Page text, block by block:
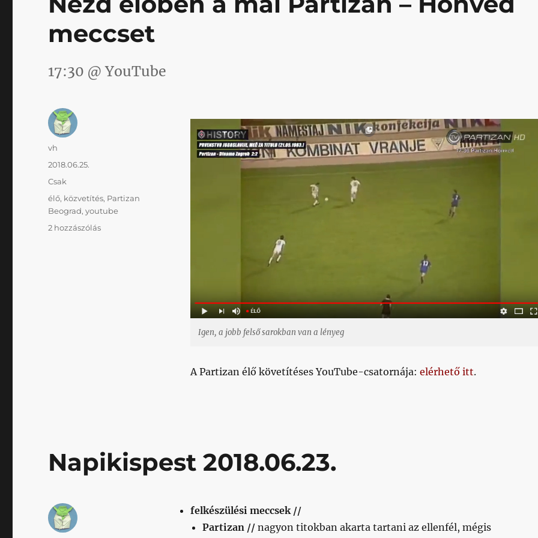
meccset
17:30 @ YouTube
Igen, a jobb felső sarokban van a lényeg
A Partizan élő követítéses YouTube-csatornája: elérhető itt.
Szerző
vh
Közzétéve
2018.06.25.
Kategória
Csak
Címke
élő, közvetítés, Partizan
Beograd,youtube
2 hozzászólásNézd
Napikispest 2018.06.23.
felkészülési meccsek //
Partizan // nagyon titokban akarta tartani az ellenfél, mégis